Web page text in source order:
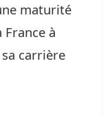
maturité
France à
carrière